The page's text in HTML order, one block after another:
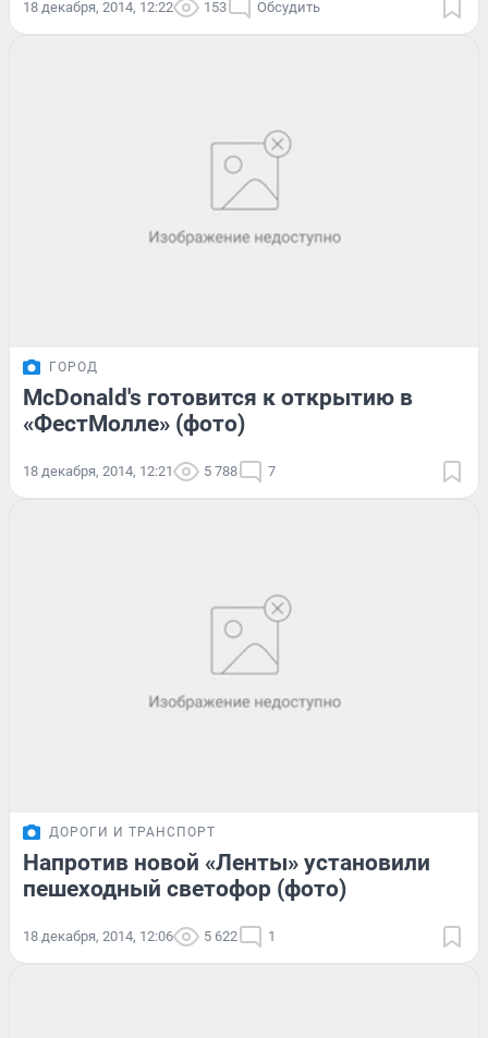
18 декабря, 2014, 12:22 153 Обсудить
ГОРОД
McDonald's готовится к открытию в
«ФестМолле» (фото)
18 декабря, 2014, 12:21 5 788 7
ДОРОГИ И ТРАНСПОРТ
Напротив новой «Ленты» установили
пешеходный светофор (фото)
18 декабря, 2014, 12:06 5 622 1